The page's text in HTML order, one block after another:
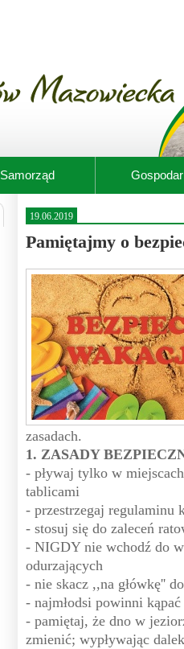
Samorząd
19.06.2019
Pamiętajmy o
zasadach.
1. ZASADY
- pływaj tylko w
tablicami
- przestrzegaj regulaminu
- stosuj się do zaleceń
- NIGDY nie wchodź do
odurzających
- nie skacz ,,na główkę''
- najmłodsi powinni
- pamiętaj, że dno w
zmienić; wypływając